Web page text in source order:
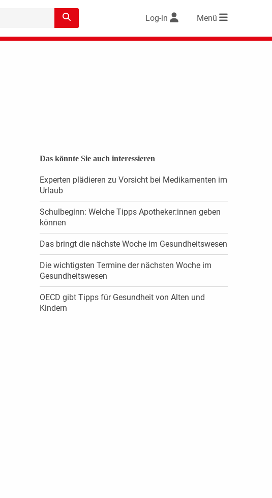
Log-in Menü
Das könnte Sie auch interessieren
Experten plädieren zu Vorsicht bei Medikamenten im
Urlaub
Schulbeginn: Welche Tipps Apotheker:innen geben
können
Das bringt die nächste Woche im Gesundheitswesen
Die wichtigsten Termine der nächsten Woche im
Gesundheitswesen
OECD gibt Tipps für Gesundheit von Alten und
Kindern